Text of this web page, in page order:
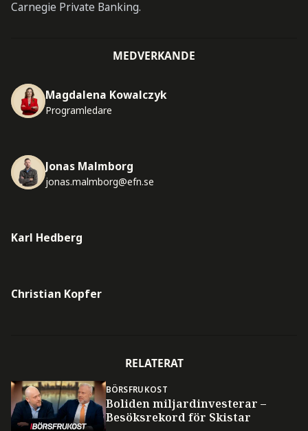
Carnegie Private Banking.
MEDVERKANDE
Magdalena Kowalczyk
Programledare
Jonas Malmborg
jonas.malmborg@efn.se
Karl Hedberg
Christian Kopfer
RELATERAT
BÖRSFRUKOST
Boliden miljardinvesterar –
Besöksrekord för Skistar